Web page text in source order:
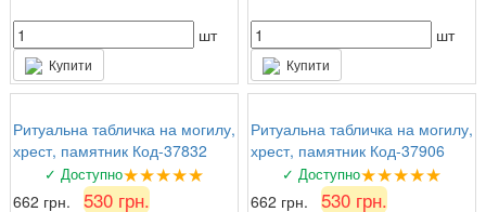
шт
Купити
шт
Купити
Ритуальна табличка на могилу,
хрест, памятник Код-37832
✓ Доступно★★★★★
662 грн. 530 грн.
Ритуальна табличка на могилу,
хрест, памятник Код-37906
✓ Доступно★★★★★
662 грн. 530 грн.